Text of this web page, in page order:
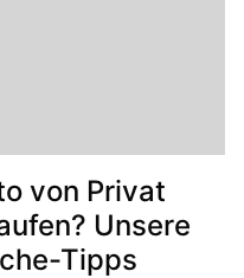
von Privat
Unsere
Tipps